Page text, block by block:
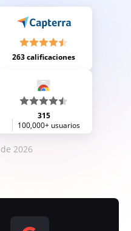
263 calificaciones
315
100,000+ usuarios
2026